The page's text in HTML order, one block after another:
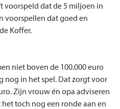
voorspeld dat de 5 miljoen in
voorspellen dat goed en
Koffer.
niet boven de 100.000 euro
nog in het spel. Dat zorgt voor
Zijn vrouw én opa adviseren
toch nog een ronde aan en